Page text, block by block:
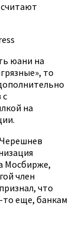
юани на
то
с
на
Мосбирже,
член
что
еще, банкам